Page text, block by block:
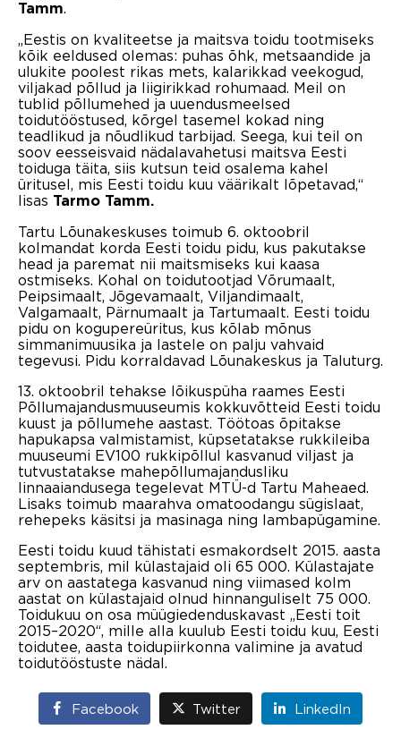
Tamm
„Eestis on kvaliteetse ja maitsva toidu tootmiseks
kõik eeldused olemas: puhas õhk, metsaandide ja
ulukite poolest rikas mets, kalarikkad veekogud,
viljakad põllud ja liigirikkad rohumaad. Meil on
tublid põllumehed ja uuendusmeelsed
toidutööstused, kõrgel tasemel kokad ning
teadlikud ja nõudlikud tarbijad. Seega, kui teil on
soov eesseisvaid nädalavahetusi maitsva Eesti
toiduga täita, siis kutsun teid osalema kahel
üritusel, mis Eesti toidu kuu väärikalt lõpetavad,“
lisas Tarmo Tamm.
Tartu Lõunakeskuses toimub 6. oktoobril
kolmandat korda Eesti toidu pidu, kus pakutakse
head ja paremat nii maitsmiseks kui kaasa
ostmiseks. Kohal on toidutootjad Võrumaalt,
Peipsimaalt, Jõgevamaalt, Viljandimaalt,
Valgamaalt, Pärnumaalt ja Tartumaalt. Eesti toidu
pidu on kogupereüritus, kus kõlab mõnus
simmanimuusika ja lastele on palju vahvaid
tegevusi. Pidu korraldavad Lõunakeskus ja Taluturg.
13. oktoobril tehakse lõikuspüha raames Eesti
Põllumajandusmuuseumis kokkuvõtteid Eesti toidu
kuust ja põllumehe aastast. Töötoas õpitakse
hapukapsa valmistamist, küpsetatakse rukkileiba
muuseumi EV100 rukkipõllul kasvanud viljast ja
tutvustatakse mahepõllumajandusliku
linnaaiandusega tegelevat MTÜ-d Tartu Maheaed.
Lisaks toimub maarahva omatoodangu sügislaat,
rehepeks käsitsi ja masinaga ning lambapügamine.
Eesti toidu kuud tähistati esmakordselt 2015. aasta
septembris, mil külastajaid oli 65 000. Külastajate
arv on aastatega kasvanud ning viimased kolm
aastat on külastajaid olnud hinnanguliselt 75 000.
Toidukuu on osa müügiedenduskavast „Eesti toit
2015–2020“, mille alla kuulub Eesti toidu kuu, Eesti
toidutee, aasta toidupiirkonna valimine ja avatud
toidutööstuste nädal.
Facebook Twitter LinkedIn